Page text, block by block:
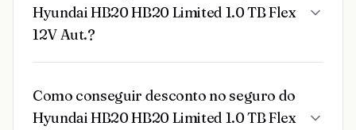
Hyundai HB20 HB20 Limited 1.0 TB Flex
12V Aut.?
Como conseguir desconto no seguro do
Hyundai HB20 HB20 Limited 1.0 TB Flex